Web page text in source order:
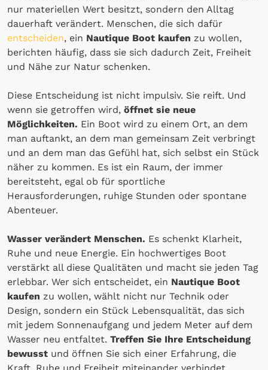
nur materiellen Wert besitzt, sondern den Alltag
dauerhaft verändert. Menschen, die sich dafür
entscheiden, ein Nautique Boot kaufen zu wollen,
berichten häufig, dass sie sich dadurch Zeit, Freiheit
und Nähe zur Natur schenken.
Diese Entscheidung ist nicht impulsiv. Sie reift. Und
wenn sie getroffen wird, öffnet sie neue
Möglichkeiten. Ein Boot wird zu einem Ort, an dem
man auftankt, an dem man gemeinsam Zeit verbringt
und an dem man das Gefühl hat, sich selbst ein Stück
näher zu kommen. Es ist ein Raum, der immer
bereitsteht, egal ob für sportliche
Herausforderungen, ruhige Stunden oder spontane
Abenteuer.
Wasser verändert Menschen. Es schenkt Klarheit,
Ruhe und neue Energie. Ein hochwertiges Boot
verstärkt all diese Qualitäten und macht sie jeden Tag
erlebbar. Wer sich entscheidet, ein Nautique Boot
kaufen zu wollen, wählt nicht nur Technik oder
Design, sondern ein Stück Lebensqualität, das sich
mit jedem Sonnenaufgang und jedem Meter auf dem
Wasser neu entfaltet. Treffen Sie Ihre Entscheidung
bewusst und öffnen Sie sich einer Erfahrung, die